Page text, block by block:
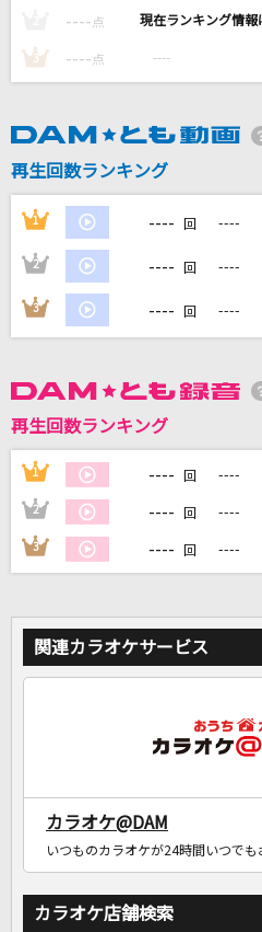
火野映司(渡部秀)
夢をかなえてドラえもん
SG
カラオケ最新情報
---- 点 ----
3 ---- 点 ----
再生回数ランキング
1 ---- 回 ----
2 ---- 回 ----
3 ---- 回 ----
再生回数ランキング
1 ---- 回 ----
2 ---- 回 ----
3 ---- 回 ----
関連カラオケサービス
カラオケ@DAM
いつものカラオケが24時間いつでも
カラオケ店舗検索